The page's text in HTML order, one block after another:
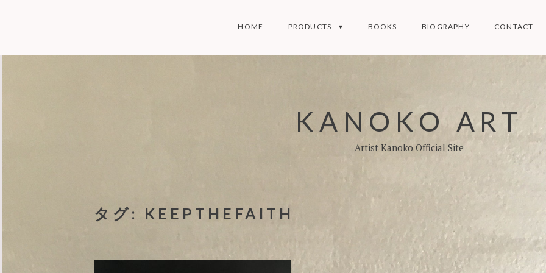
HOME PRODUCTS BOOKS BIOGRAPHY CONTACT
KANOKO ART
Artist Kanoko Official Site
タグ: KEEPTHEFAITH